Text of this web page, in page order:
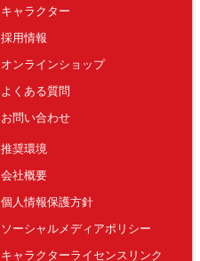
キャラクター
採用情報
オンラインショップ
よくある質問
お問い合わせ
推奨環境
会社概要
個人情報保護方針
ソーシャルメディアポリシー
キャラクターライセンスリンク